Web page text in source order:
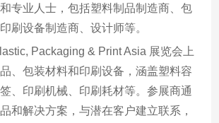
专业人士，包括塑料制品制造商、包
刷设备制造商、设计师等。
Packaging & Print Asia 展览会上
、包装材料和印刷设备，涵盖塑料容
、印刷机械、印刷耗材等。参展商通
和解决方案，与潜在客户建立联系，